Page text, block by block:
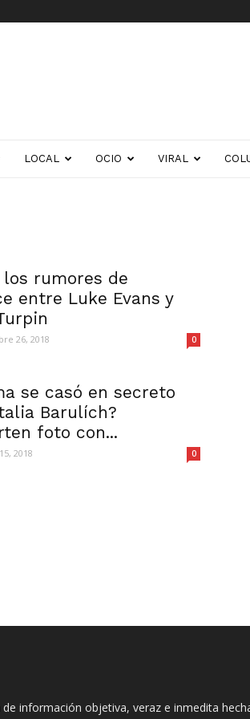
LOCAL OCIO VIRAL
los rumores de
entre Luke Evans y
26, 2018 0
se casó en secreto
Barulích?
foto con...
2018 0
información objetiva, veraz e inmedita